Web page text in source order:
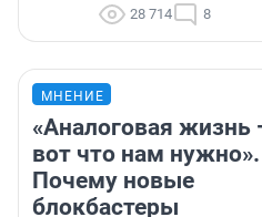
28 714 8
МНЕНИЕ
«Аналоговая жизнь
вот что нам нужно».
Почему новые
блокбастеры